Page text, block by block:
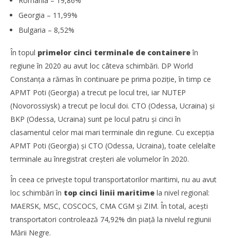
Noua conexiune ferry Batumi–Constanța susține
dezvoltarea transportului de marfă în regiunea Mării
Negre
Redacția
Georgia – 11,99%
Bulgaria – 8,52%
În topul primelor cinci terminale de containereîn
regiune în 2020 au avut loc câteva schimbări. DP World
Constanța a rămas în continuare pe prima poziție, în timp ce
APMT Poti (Georgia) a trecut pe locul trei, iar NUTEP
(Novorossiysk) a trecut pe locul doi. CTO (Odessa, Ucraina) și
BKP (Odessa, Ucraina) sunt pe locul patru și cinci în
clasamentul celor mai mari terminale din regiune. Cu excepția
APMT Poti (Georgia) și CTO (Odessa, Ucraina), toate celelalte
terminale au înregistrat creșteri ale volumelor în 2020.
În ceea ce privește topul transportatorilor maritimi, nu au avut
loc schimbări în top cinci linii maritime la nivel regional:
MAERSK, MSC, COSCOCS, CMA CGM și ZIM. În total, acești
transportatori controlează 74,92% din piață la nivelul regiunii
Mării Negre.